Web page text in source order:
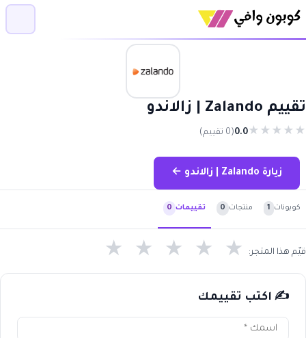
تقييم Zalando | زالاندو
★
★
★
★
★
0.0(0 تقييم)
زيارة Zalando | زالاندو ←
كوبونات 1 منتجات 0 تقييمات 0
قيّم هذا المتجر: ★ ★ ★ ★ ★
✍️ اكتب تقييمك